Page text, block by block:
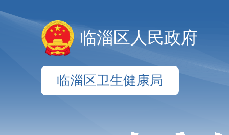
临淄区人民政府
临淄区卫生健康局